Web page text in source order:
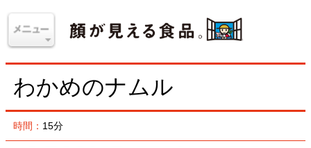
わかめのナムル
時間：15分